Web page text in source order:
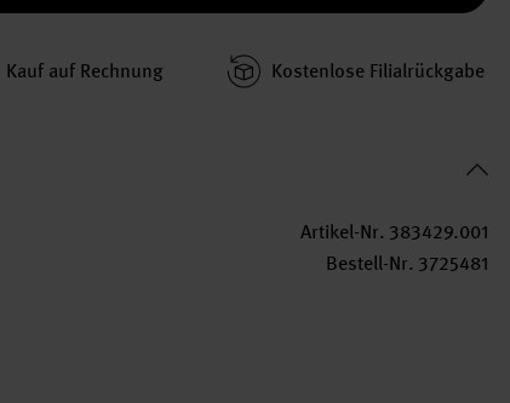
Kauf auf Rechnung Kosten­lose Filial­rückgabe
Artikel-Nr. 383429.001
Bestell-Nr. 3725481